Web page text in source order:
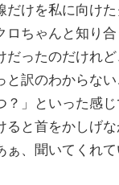
だけを私に向け
ロちゃんと知り
だったのだけれ
と訳のわからな
？」といった感
と首をかしげ
ぁ、聞いてくれ